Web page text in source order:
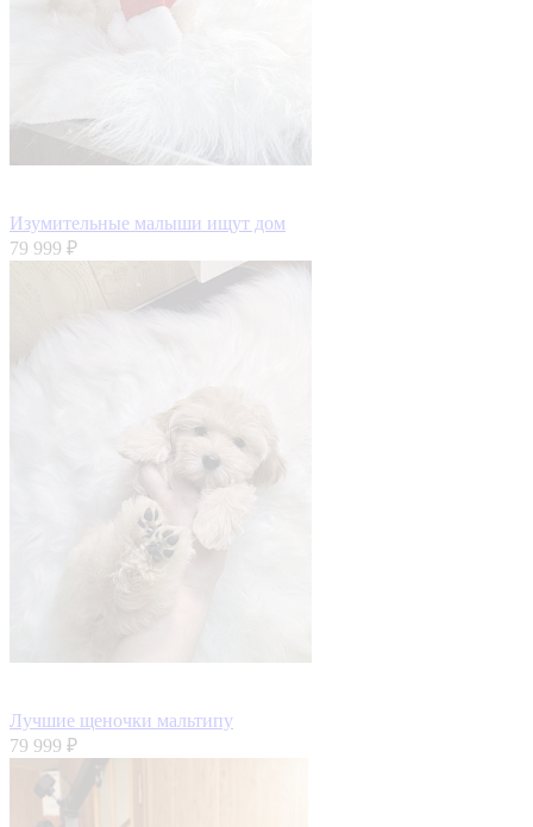
Изумительные малыши ищут дом
79 999 ₽
Лучшие щеночки мальтипу
79 999 ₽